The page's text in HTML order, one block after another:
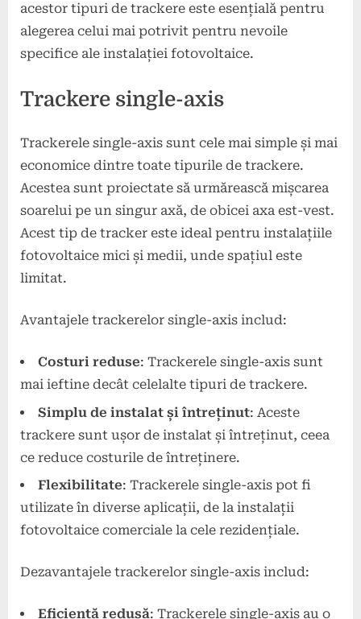
acestor tipuri de trackere este esențială pentru
alegerea celui mai potrivit pentru nevoile
specifice ale instalației fotovoltaice.
Trackere single-axis
Trackerele single-axis sunt cele mai simple și mai
economice dintre toate tipurile de trackere.
Acestea sunt proiectate să urmărească mișcarea
soarelui pe un singur axă, de obicei axa est-vest.
Acest tip de tracker este ideal pentru instalațiile
fotovoltaice mici și medii, unde spațiul este
limitat.
Avantajele trackerelor single-axis includ:
Costuri reduse: Trackerele single-axis sunt
mai ieftine decât celelalte tipuri de trackere.
Simplu de instalat și întreținut: Aceste
trackere sunt ușor de instalat și întreținut, ceea
ce reduce costurile de întreținere.
Flexibilitate: Trackerele single-axis pot fi
utilizate în diverse aplicații, de la instalații
fotovoltaice comerciale la cele rezidențiale.
Dezavantajele trackerelor single-axis includ:
Eficiență redusă: Trackerele single-axis au o